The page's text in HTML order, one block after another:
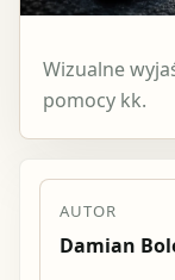
Wizualne
pomocy kk.
AUTOR
Damian